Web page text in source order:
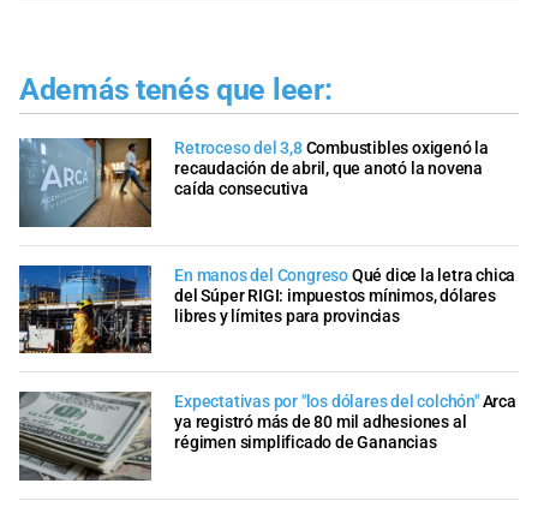
Además tenés que leer:
Retroceso del 3,8Combustibles oxigenó la
recaudación de abril, que anotó la novena
caída consecutiva
En manos del CongresoQué dice la letra chica
del Súper RIGI: impuestos mínimos, dólares
libres y límites para provincias
Expectativas por "los dólares del colchón"Arca
ya registró más de 80 mil adhesiones al
régimen simplificado de Ganancias